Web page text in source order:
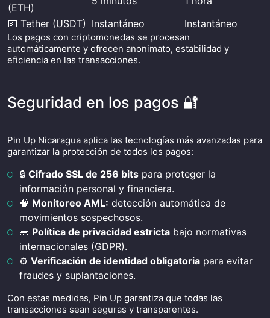
(ETH)
💵 Tether (USDT) Instantáneo Instantáneo
Los pagos con criptomonedas se procesan
automáticamente y ofrecen anonimato, estabilidad y
eficiencia en las transacciones.
Seguridad en los pagos 🔐
Pin Up Nicaragua aplica las tecnologías más avanzadas para
garantizar la protección de todos los pagos:
🔒 Cifrado SSL de 256 bits para proteger la
información personal y financiera.
🧠 Monitoreo AML: detección automática de
movimientos sospechosos.
🧱 Política de privacidad estricta bajo normativas
internacionales (GDPR).
⚙️ Verificación de identidad obligatoria para evitar
fraudes y suplantaciones.
Con estas medidas, Pin Up garantiza que todas las
transacciones sean seguras y transparentes.